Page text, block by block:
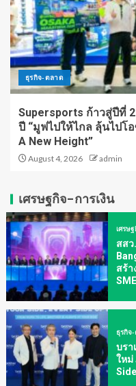
ธุรกิจ-ตลาด
Supersports ก้าวสู่ปีที่
ปี “มูฟไปให้ไกล ลุ้นไปโ
A New Height”
August 4, 2026 admin
เศรษฐกิจ-การเงิน
เศรษ
สสว
สร้า
SME
ธุรกิจ
บรา
ใหม่